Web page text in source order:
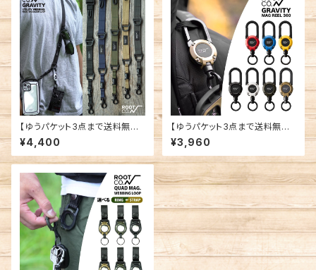
【ゆうパケット3点まで送料無料】
ROOT CO. ルートコー グラビ
ティ ユーティリティー ウェビン
グ ネック ショルダーループ ス
ジーチェーン ストラップ アウト
ドア キャンプ 釣り 登山 スマー
トフォン iPhone Android iOS
Android GUWN
¥4,400
【ゆうパケット3点まで送料無料】
ROOT CO. ルートコー グラビ
ティ マグリール 360 キーリー
ル キーホルダー 伸縮 伸びる キ
ーケース カラビナ マグネット リ
ール ICカード 定期 通勤 通学
アウトドア キャンプ スマートフォ
ン スマホ iPhone Android iO
S ホルダー GMR3
¥3,960